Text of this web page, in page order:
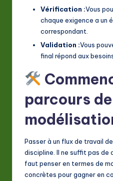
Vérification :Vous
chaque exigence a un
correspondant.
Validation :Vous
final répond aux
parcours de
Passer à un flux de travail
discipline. Il ne suffit pas de
faut penser en termes de
concrètes pour gagner en